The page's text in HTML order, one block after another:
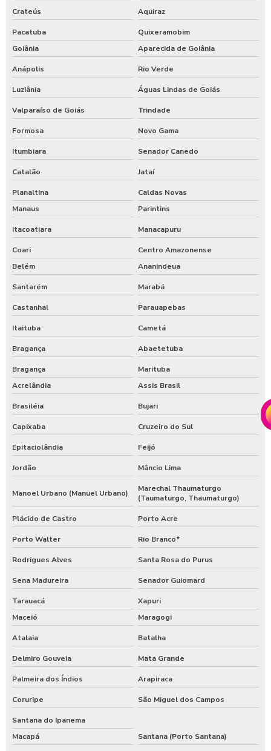
Crateús Aquiraz
Pacatuba
Quixeramobim
Goiânia
Aparecida de Goiânia
Anápolis Rio Verde
Luziânia Águas Lindas de Goiás
Valparaíso de Goiás Trindade
Formosa Novo Gama
Itumbiara Senador Canedo
Catalão Jataí
Planaltina
Caldas Novas
Manaus
Parintins
Itacoatiara Manacapuru
Coari
Centro Amazonense
Belém
Ananindeua
Santarém Marabá
Castanhal Parauapebas
Itaituba Cametá
Bragança Abaetetuba
Bragança
Marituba
Acrelândia
Assis Brasil
Brasiléia Bujari
Capixaba Cruzeiro do Sul
Epitaciolândia Feijó
Jordão Mâncio Lima
Manoel Urbano (Manuel Urbano)
Marechal Thaumaturgo
(Taumaturgo, Thaumaturgo)
Plácido de Castro Porto Acre
Porto Walter Rio Branco*
Rodrigues Alves Santa Rosa do Purus
Sena Madureira Senador Guiomard
Tarauacá
Xapuri
Maceió
Maragogi
Atalaia Batalha
Delmiro Gouveia Mata Grande
Palmeira dos Índios Arapiraca
Coruripe São Miguel dos Campos
Santana do Ipanema
Macapá
Santana (Porto Santana)